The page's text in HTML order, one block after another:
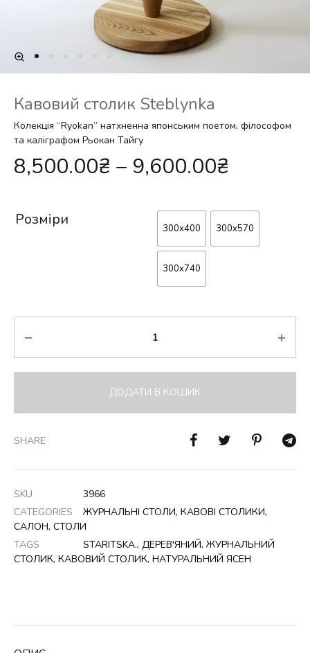
Кавовий столик Steblynka
Колекція “Ryokan” натхненна японським поетом, філософом
та каліграфом Рьокан Тайгу
8,500.00₴ – 9,600.00₴
Розміри 300x400 300x570
300x740
ДОДАТИ В КОШИК
SHARE
SKU
3966
CATEGORIES
ЖУРНАЛЬНІ СТОЛИ, КАВОВІ СТОЛИКИ,
САЛОН, СТОЛИ
TAGS
STARITSKA., ДЕРЕВ'ЯНИЙ, ЖУРНАЛЬНИЙ
СТОЛИК, КАВОВИЙ СТОЛИК, НАТУРАЛЬНИЙ ЯСЕН